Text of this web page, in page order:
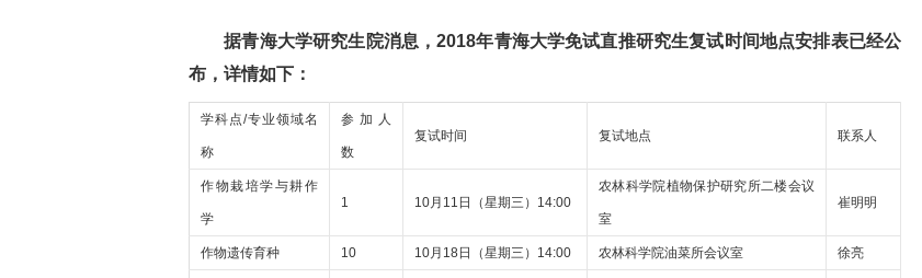
据青海大学研究生院消息，2018年青海大学免试直推研究生复试时间地点安排表已经公
布，详情如下：
学科点/专业领域名
称
参加人
数
复试时间 复试地点 联系人
作物栽培学与耕作
学
1 10月11日（星期三）14:00
农林科学院植物保护研究所二楼会议
室
崔明明
作物遗传育种 10 10月18日（星期三）14:00 农林科学院油菜所会议室 徐亮